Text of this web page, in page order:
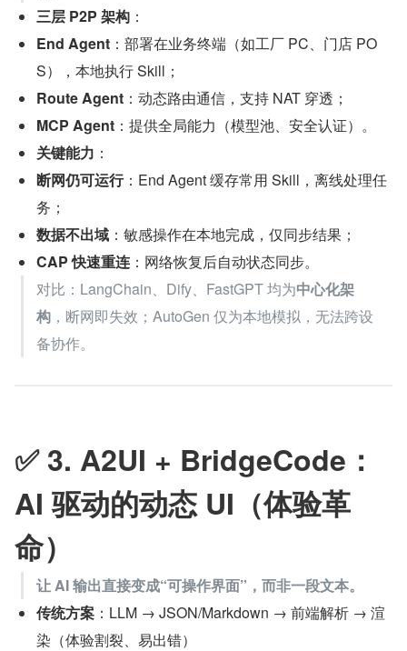
三层 P2P 架构 ：
End Agent ：部署在业务终端（如工厂 PC、门店 PO
S），本地执行 Skill；
Route Agent ：动态路由通信，支持 NAT 穿透；
MCP Agent ：提供全局能力（模型池、安全认证）。
关键能力 ：
断网仍可运行：End Agent 缓存常用 Skill，离线处理任
务；
数据不出域 ：敏感操作在本地完成，仅同步结果；
CAP 快速重连 ：网络恢复后自动状态同步。
对比：LangChain、Dify、FastGPT 均为中心化架
构 ，断网即失效；AutoGen 仅为本地模拟，无法跨设
备协作。
✅ 3. A2UI + BridgeCode：
AI 驱动的动态 UI（体验革
命）
让 AI 输出直接变成“可操作界面”，而非一段文本。
传统方案 ：LLM → JSON/Markdown → 前端解析 → 渲
染（体验割裂、易出错）